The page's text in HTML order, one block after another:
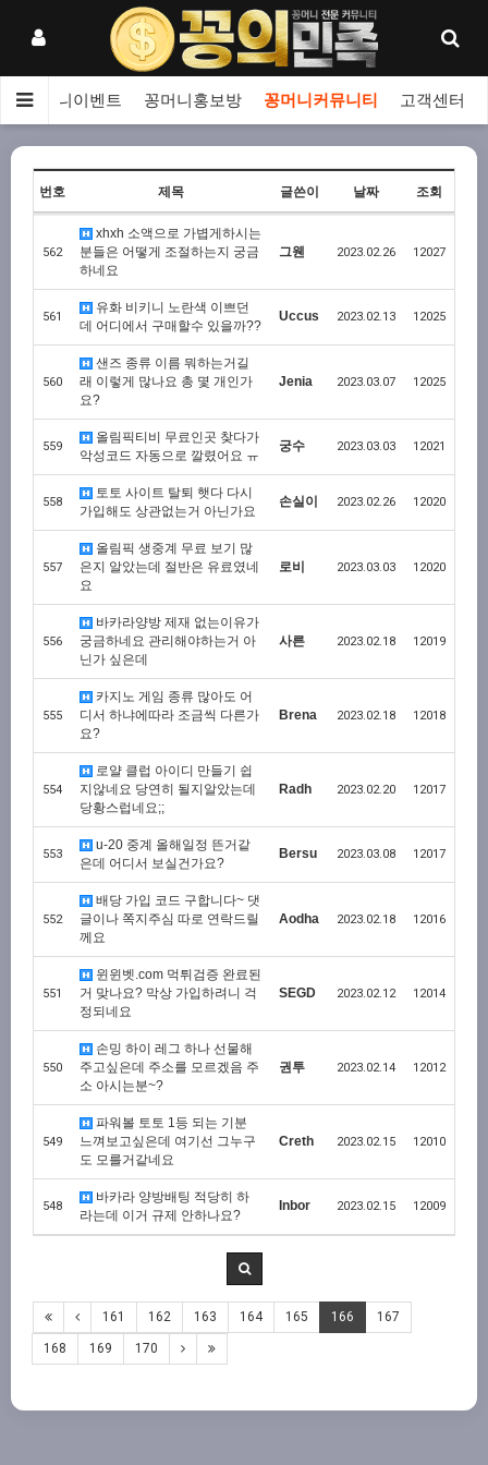
꽁머니이벤트 꽁머니홍보방 꽁머니커뮤니티 고객센터
번호 제목 글쓴이 날짜 조회
562
xhxh 소액으로 가볍게하시는
분들은 어떻게 조절하는지 궁금
하네요
그웬 2023.02.26 12027
561
유화 비키니 노란색 이쁘던
데 어디에서 구매할수 있을까??
Uccus 2023.02.13 12025
560
샌즈 종류 이름 뭐하는거길
래 이렇게 많나요 총 몇 개인가
요?
Jenia 2023.03.07 12025
559
올림픽티비 무료인곳 찾다가
악성코드 자동으로 깔렸어요 ㅠ
궁수 2023.03.03 12021
558
토토 사이트 탈퇴 햇다 다시
가입해도 상관없는거 아닌가요
손실이 2023.02.26 12020
557
올림픽 생중계 무료 보기 많
은지 알았는데 절반은 유료였네
요
로비 2023.03.03 12020
556
바카라양방 제재 없는이유가
궁금하네요 관리해야하는거 아
닌가 싶은데
사른 2023.02.18 12019
555
카지노 게임 종류 많아도 어
디서 하냐에따라 조금씩 다른가
요?
Brena 2023.02.18 12018
554
로얄 클럽 아이디 만들기 쉽
지않네요 당연히 될지알았는데
당황스럽네요;;
Radh 2023.02.20 12017
553
u-20 중계 올해일정 뜬거같
은데 어디서 보실건가요?
Bersu 2023.03.08 12017
552
배당 가입 코드 구합니다~ 댓
글이나 쪽지주심 따로 연락드릴
께요
Aodha 2023.02.18 12016
551
윈윈벳.com 먹튀검증 완료된
거 맞나요? 막상 가입하려니 걱
정되네요
SEGD 2023.02.12 12014
550
손밍 하이 레그 하나 선물해
주고싶은데 주소를 모르겠음 주
소 아시는분~?
권투 2023.02.14 12012
549
파워볼 토토 1등 되는 기분
느껴보고싶은데 여기선 그누구
도 모를거같네요
Creth 2023.02.15 12010
548
바카라 양방배팅 적당히 하
라는데 이거 규제 안하나요?
Inbor 2023.02.15 12009
161 162 163 164 165 166 167
168 169 170